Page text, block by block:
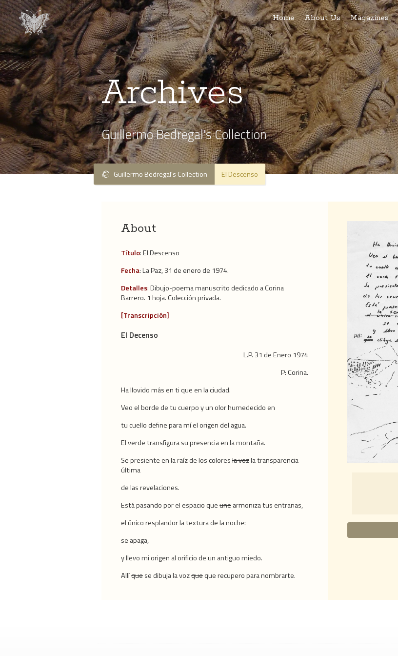
Home About Us Magazines
Archives
Guillermo Bedregal's Collection
Guillermo Bedregal's Collection El Descenso
About
Título: El Descenso
Fecha: La Paz, 31 de enero de 1974.
Detalles: Dibujo-poema manuscrito dedicado a Corina
Barrero. 1 hoja. Colección privada.
[Transcripción]
El Decenso
L.P. 31 de Enero 1974
P: Corina.
Ha llovido más en ti que en la ciudad.
Veo el borde de tu cuerpo y un olor humedecido en
tu cuello define para mí el origen del agua.
El verde transfigura su presencia en la montaña.
Se presiente en la raíz de los coloresla vozla transparencia
última
de las revelaciones.
Está pasando por el espacio queunearmoniza tus entrañas,
el único resplandorla textura de la noche:
se apaga,
y llevo mi origen al orificio de un antiguo miedo.
Allíquese dibuja la vozqueque recupero para nombrarte.